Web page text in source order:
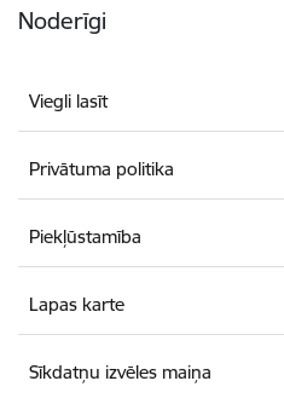
Noderīgi
Viegli lasīt
Privātuma politika
Piekļūstamība
Lapas karte
Sīkdatņu izvēles maiņa